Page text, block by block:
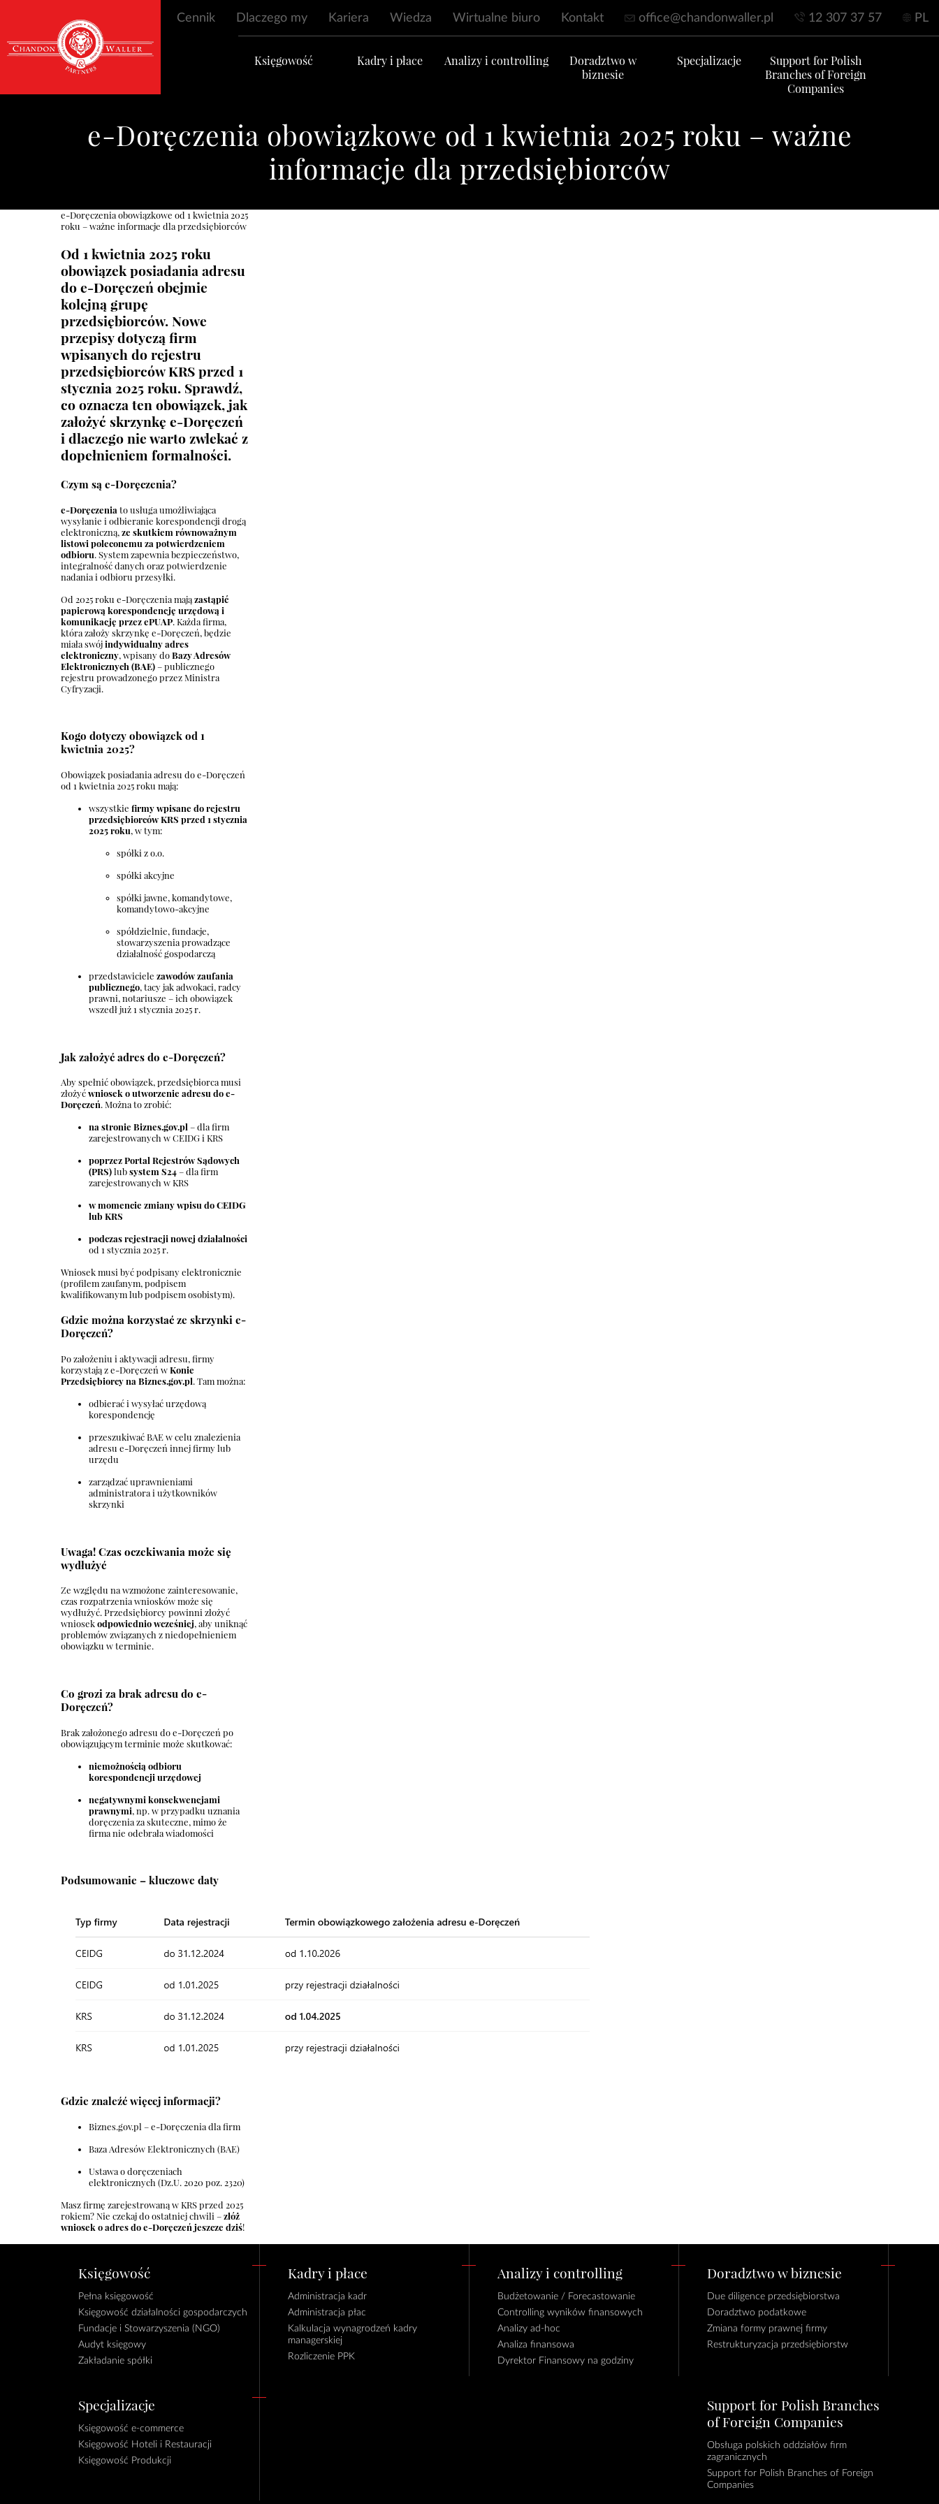
Cennik Dlaczego my Kariera Wiedza Wirtualne biuro Kontakt office@chandonwaller.pl 12 307 37 57 PL
Księgowość Kadry i płace Analizy i controlling
Doradztwo w
biznesie
Specjalizacje
Support for Polish
Branches of Foreign
Companies
e-Doręczenia obowiązkowe od 1 kwietnia 2025 roku – ważne
informacje dla przedsiębiorców
e-Doręczenia obowiązkowe od 1 kwietnia 2025
roku – ważne informacje dla przedsiębiorców
Od 1 kwietnia 2025 roku
obowiązek posiadania adresu
do e-Doręczeń obejmie
kolejną grupę
przedsiębiorców. Nowe
przepisy dotyczą firm
wpisanych do rejestru
przedsiębiorców KRS przed 1
stycznia 2025 roku. Sprawdź,
co oznacza ten obowiązek, jak
założyć skrzynkę e-Doręczeń
i dlaczego nie warto zwlekać z
dopełnieniem formalności.
Czym są e-Doręczenia?
e-Doręczenia to usługa umożliwiająca
wysyłanie i odbieranie korespondencji drogą
elektroniczną,ze skutkiem równoważnym
listowi poleconemu za potwierdzeniem
odbioru. System zapewnia bezpieczeństwo,
integralność danych oraz potwierdzenie
nadania i odbioru przesyłki.
Od 2025 roku e-Doręczenia majązastąpić
papierową korespondencję urzędową i
komunikację przez ePUAP. Każda firma,
która założy skrzynkę e-Doręczeń, będzie
miała swójindywidualny adres
elektroniczny, wpisany doBazy Adresów
Elektronicznych (BAE)– publicznego
rejestru prowadzonego przez Ministra
Cyfryzacji.
Kogo dotyczy obowiązek od 1
kwietnia 2025?
Obowiązek posiadania adresu do e-Doręczeń
od 1 kwietnia 2025 roku mają:
wszystkie firmy wpisane do rejestru
przedsiębiorców KRS przed 1 stycznia
2025 roku, w tym:
spółki z o.o.
spółki akcyjne
spółki jawne, komandytowe,
komandytowo-akcyjne
spółdzielnie, fundacje,
stowarzyszenia prowadzące
działalność gospodarczą
przedstawiciele zawodów zaufania
publicznego, tacy jak adwokaci, radcy
prawni, notariusze – ich obowiązek
wszedł już 1 stycznia 2025 r.
Jak założyć adres do e-Doręczeń?
Aby spełnić obowiązek, przedsiębiorca musi
złożyćwniosek o utworzenie adresu do e-
Doręczeń. Można to zrobić:
na stronie Biznes.gov.pl– dla firm
zarejestrowanych w CEIDG i KRS
poprzez Portal Rejestrów Sądowych
(PRS)lubsystem S24– dla firm
zarejestrowanych w KRS
w momencie zmiany wpisu do CEIDG
lub KRS
podczas rejestracji nowej działalności
od 1 stycznia 2025 r.
Wniosek musi być podpisany elektronicznie
(profilem zaufanym, podpisem
kwalifikowanym lub podpisem osobistym).
Gdzie można korzystać ze skrzynki e-
Doręczeń?
Po założeniu i aktywacji adresu, firmy
korzystają z e-Doręczeń wKonie
Przedsiębiorcy na Biznes.gov.pl. Tam można:
odbierać i wysyłać urzędową
korespondencję
przeszukiwać BAE w celu znalezienia
adresu e-Doręczeń innej firmy lub
urzędu
zarządzać uprawnieniami
administratora i użytkowników
skrzynki
Uwaga! Czas oczekiwania może się
wydłużyć
Ze względu na wzmożone zainteresowanie,
czas rozpatrzenia wniosków może się
wydłużyć. Przedsiębiorcy powinni złożyć
wniosekodpowiednio wcześniej, aby uniknąć
problemów związanych z niedopełnieniem
obowiązku w terminie.
Co grozi za brak adresu do e-
Doręczeń?
Brak założonego adresu do e-Doręczeń po
obowiązującym terminie może skutkować:
niemożnością odbioru
korespondencji urzędowej
negatywnymi konsekwencjami
prawnymi, np. w przypadku uznania
doręczenia za skuteczne, mimo że
firma nie odebrała wiadomości
Podsumowanie – kluczowe daty
Gdzie znaleźć więcej informacji?
Biznes.gov.pl – e-Doręczenia dla firm
Baza Adresów Elektronicznych (BAE)
Ustawa o doręczeniach
elektronicznych (Dz.U. 2020 poz. 2320)
Masz firmę zarejestrowaną w KRS przed 2025
rokiem? Nie czekaj do ostatniej chwili –złóż
wniosek o adres do e-Doręczeń jeszcze dziś!
Księgowość
Pełna księgowość
Księgowość działalności gospodarczych
Fundacje i Stowarzyszenia (NGO)
Audyt księgowy
Zakładanie spółki
Kadry i płace
Administracja kadr
Administracja płac
Kalkulacja wynagrodzeń kadry
managerskiej
Rozliczenie PPK
Analizy i controlling
Budżetowanie / Forecastowanie
Controlling wyników finansowych
Analizy ad-hoc
Analiza finansowa
Dyrektor Finansowy na godziny
Doradztwo w biznesie
Due diligence przedsiębiorstwa
Doradztwo podatkowe
Zmiana formy prawnej firmy
Restrukturyzacja przedsiębiorstw
Specjalizacje
Księgowość e-commerce
Księgowość Hoteli i Restauracji
Księgowość Produkcji
Support for Polish Branches
of Foreign Companies
Obsługa polskich oddziałów firm
zagranicznych
Support for Polish Branches of Foreign
Companies